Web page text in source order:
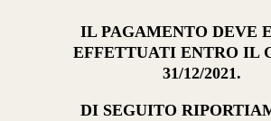
IL PAGAMENTO DEVE
EFFETTUATI ENTRO IL
31/12/2021.
DI SEGUITO